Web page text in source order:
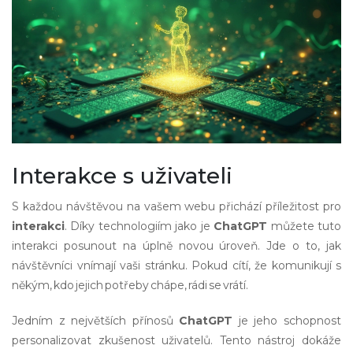
Interakce s uživateli
S každou návštěvou na vašem webu přichází příležitost pro
interakci. Díky technologiím jako je ChatGPT můžete tuto
interakci posunout na úplně novou úroveň. Jde o to, jak
návštěvníci vnímají vaši stránku. Pokud cítí, že komunikují s
někým, kdo jejich potřeby chápe, rádi se vrátí.
Jedním z největších přínosů ChatGPT je jeho schopnost
personalizovat zkušenost uživatelů. Tento nástroj dokáže